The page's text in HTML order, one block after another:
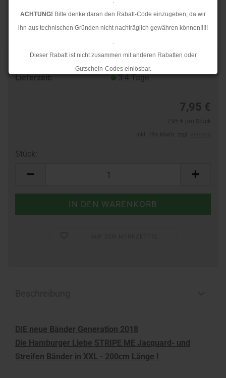
ACHTUNG! Bitte denke daran den Rabatt-Code einzugeben, da wir
ihn aus technischen Gründen nicht nachträglich gewähren können!!!!!
.
Dieser Rabatt ist nicht zusammen mit anderen Rabatten oder
Gutschein-Codes einlösbar.
.
Rückstaus kann es jedoch zu längeren Lieferzeiten kommen.
Lieferzeit:
3-4 Tage
7,95 €
Stück:
DIE neue Bänder Generation 2018
Die Hamburger Liebe STRIPE ME Jacquard- und
Streifen Bänder in XXL - 200cm Länge !